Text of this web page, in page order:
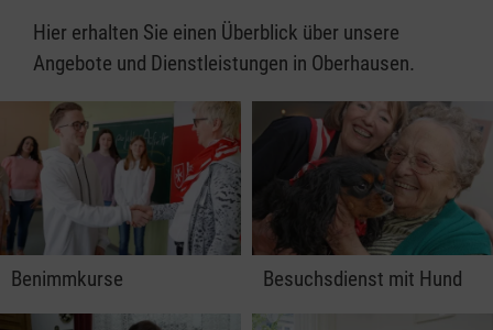
Hier erhalten Sie einen Überblick über unsere
Angebote und Dienstleistungen in Oberhausen.
Benimmkurse Besuchsdienst mit Hund